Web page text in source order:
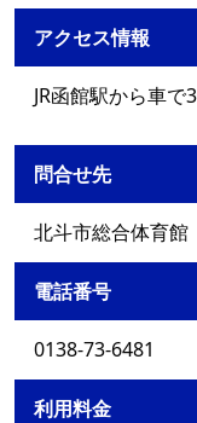
アクセス情報
JR函館駅から車で
問合せ先
北斗市総合体育館
電話番号
0138-73-6481
利用料金